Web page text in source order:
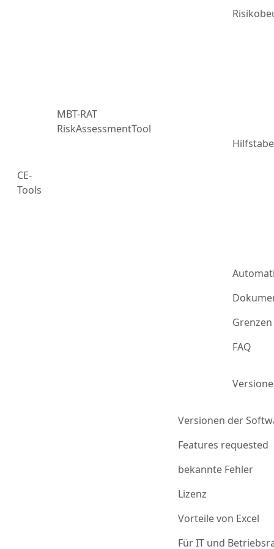
CE-
Tools
MBT-RAT
RiskAssessmentTool
FAQ
Versionen der
Features requested
bekannte Fehler
Lizenz
Vorteile von Excel
Für IT und